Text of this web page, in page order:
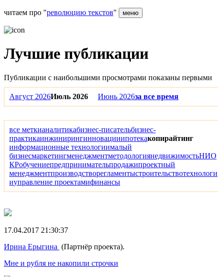
читаем про "революцию текстов" меню
Лучшие публикации
Публикации с наибольшими просмотрами показаны первыми
Август 2026Июль 2026 Июнь 2026за все время
все меткианалитикабизнес-писательбизнес-
практикаинжинирингинновацииипотекакопирайтинг
информационные технологиималый
бизнесмаркетингменеджментметодологиянедвижимостьНИО
КРобучениепредпринимательпродажипроектный
менеджментпроизводстворегламентыстроительствотехнологи
иуправление проектамифинансы
17.04.2017 21:30:37
Ирина Ерыгина (Партнёр проекта).
Мне и рубля не накопили строчки